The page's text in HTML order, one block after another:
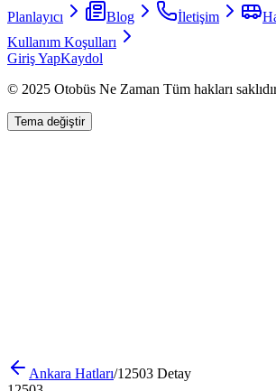
Planlayıcı
Blog İletişim
Kullanım Koşulları
Giriş YapKaydol
© 2025 Otobüs Ne Zaman Tüm hakları
Tema değiştir
Ankara Hatları/12503 Detay